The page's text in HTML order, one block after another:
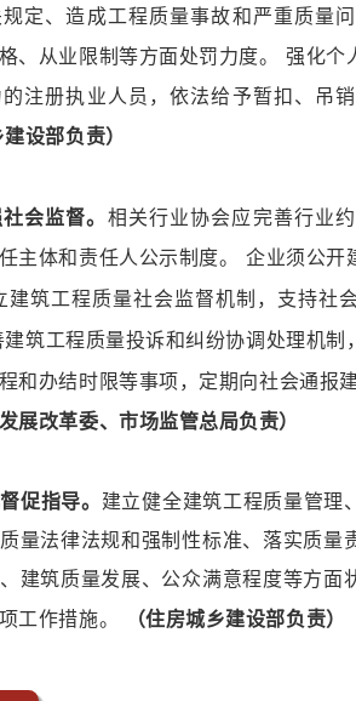
定、造成工程质量事故和严重质量
、从业限制等方面处罚力度。
强化个
注册执业人员，依法给予暂扣、吊
建设部负责）
会监督。 相关行业协会应完善行业
主体和责任人公示制度。
企业须公开
建筑工程质量社会监督机制，支持社
筑工程质量投诉和纠纷协调处理机
和办结时限等事项，定期向社会通报
展改革委、市场监管总局负责）
促指导。 建立健全建筑工程质量管理
量法律法规和强制性标准、落实质量
建筑质量发展、公众满意程度等方面
工作措施。
（住房城乡建设部负责）